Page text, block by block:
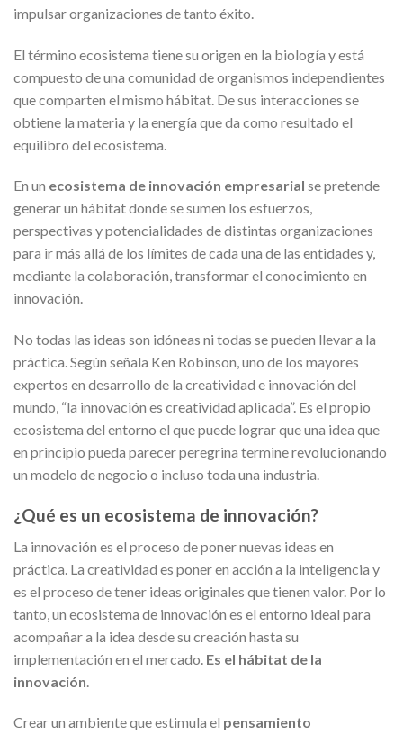
impulsar organizaciones de tanto éxito.
El término ecosistema tiene su origen en la biología y está
compuesto de una comunidad de organismos independientes
que comparten el mismo hábitat. De sus interacciones se
obtiene la materia y la energía que da como resultado el
equilibro del ecosistema.
En un ecosistema de innovación empresarial se pretende
generar un hábitat donde se sumen los esfuerzos,
perspectivas y potencialidades de distintas organizaciones
para ir más allá de los límites de cada una de las entidades y,
mediante la colaboración, transformar el conocimiento en
innovación.
No todas las ideas son idóneas ni todas se pueden llevar a la
práctica. Según señala Ken Robinson, uno de los mayores
expertos en desarrollo de la creatividad e innovación del
mundo, “la innovación es creatividad aplicada”. Es el propio
ecosistema del entorno el que puede lograr que una idea que
en principio pueda parecer peregrina termine revolucionando
un modelo de negocio o incluso toda una industria.
¿Qué es un ecosistema de innovación?
La innovación es el proceso de poner nuevas ideas en
práctica. La creatividad es poner en acción a la inteligencia y
es el proceso de tener ideas originales que tienen valor. Por lo
tanto, un ecosistema de innovación es el entorno ideal para
acompañar a la idea desde su creación hasta su
implementación en el mercado. Es el hábitat de la
innovación
Crear un ambiente que estimula el pensamiento